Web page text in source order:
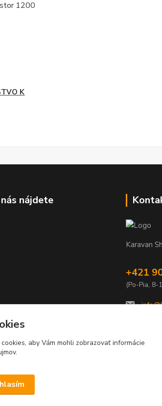
1200
K
nájdete
Karavan
+421
(Po-Pia, 8-
aby Vám mohli zobrazovať informácie